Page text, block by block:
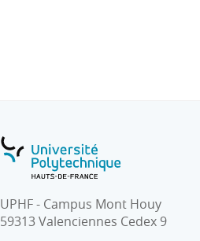
UPHF - Campus Mont Houy
59313 Valenciennes Cedex 9